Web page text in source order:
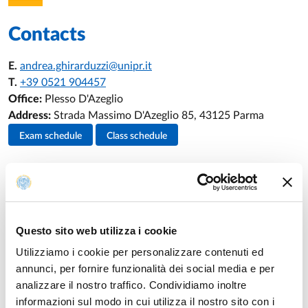
Questo sito web utilizza i cookie
Utilizziamo i cookie per personalizzare contenuti ed
annunci, per fornire funzionalità dei social media e per
analizzare il nostro traffico. Condividiamo inoltre
informazioni sul modo in cui utilizza il nostro sito con i
Contacts
E. andrea.ghirarduzzi@unipr.it
T. +39 0521 904457
Office: Plesso D'Azeglio
Address: Strada Massimo D'Azeglio 85, 43125 Parma
Teacher's activities
Exam schedule Class schedule
History of teachings